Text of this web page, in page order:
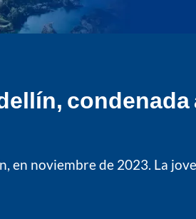
condenada
en noviembre de 2023. La